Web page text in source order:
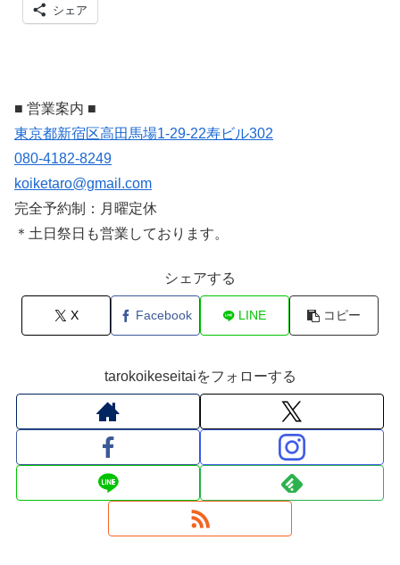
シェア
■ 営業案内 ■
東京都新宿区高田馬場1-29-22寿ビル302
080-4182-8249
koiketaro@gmail.com
完全予約制：月曜定休
＊土日祭日も営業しております。
シェアする
X Facebook LINE コピー
tarokoikeseitaiをフォローする